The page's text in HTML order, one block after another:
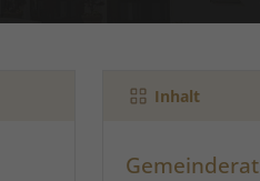
Inhalt
Gemeinderat